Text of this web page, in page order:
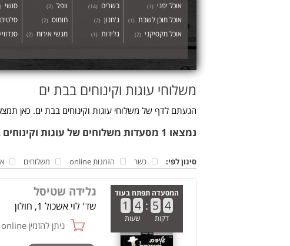
אוכל יפני (
1
)
אוכל מוכן לשבת (
1
)
אוכל מקסיקני (
2
)
בשרים (
14
)
ג'חנון (
2
)
גלידות (
1
)
וופל (
2
)
חומוס (
2
)
מגשי אירוח (
2
)
סושי
סלטים
משלוחי עוגות וקינוחים בבת ים
הגעתם לדף של משלוחי עוגות וקינוחים בבת ים. כאן
נמצאו 1 מסעדות משלוחים של עוגות וקינוחים בבת ים
סינון לפי: כשר הזמנות online משלוחים
המסעדה תפתח בעוד
1 4 : 5 4
דקות שעות
גלידה שטיסל
שד' לוי אשכול 1, חולון
ניתן להזמין online